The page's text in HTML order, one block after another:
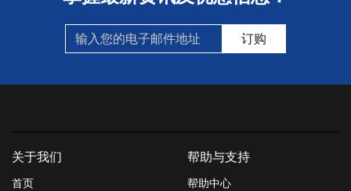
订购
关于我们
首页
帮助与支持
帮助中心